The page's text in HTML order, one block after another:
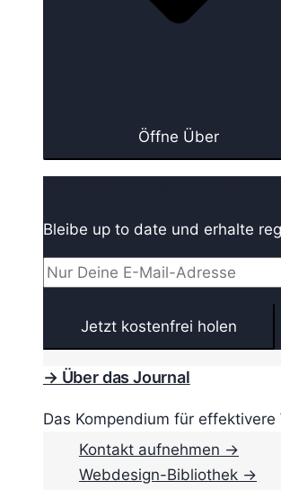
Öffne Über
Bleibe up to date und erhalte
→ Über das Journal
Das Kompendium für effektivere
Kontakt aufnehmen →
Webdesign-Bibliothek →